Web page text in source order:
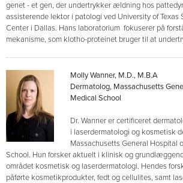
genet - et gen, der undertrykker ældning hos
assisterende lektor i patologi ved University of Texas
Center i Dallas. Hans laboratorium fokuserer på
mekanisme, som klotho-proteinet bruger til at
Molly Wanner, M.D., M.B.A
Dermatolog, Massachusetts
Medical School
Dr. Wanner er certificeret
i laserdermatologi og kosmetisk
Massachusetts General Hospital
School. Hun forsker aktuelt i klinisk og
området kosmetisk og laserdermatologi. Hendes
påførte kosmetikprodukter, fedt og cellulites, samt